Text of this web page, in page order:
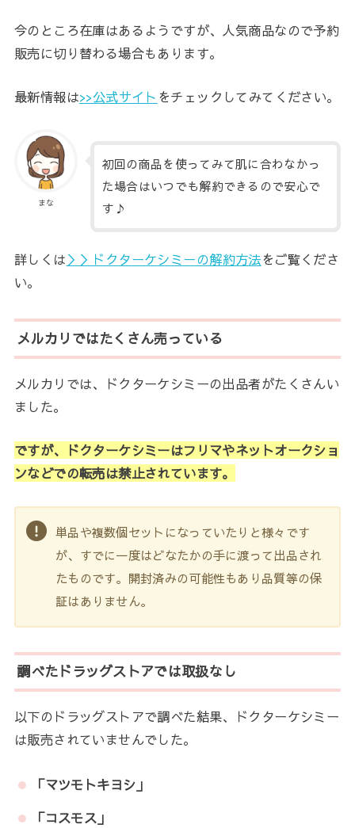
今のところ在庫はあるようですが、人気商品なので予約
販売に切り替わる場合もあります。
最新情報は>>公式サイト をチェックしてみてください。
まな
初回の商品を使ってみて肌に合わなかっ
た場合はいつでも解約できるので安心で
す♪
詳しくは＞＞ドクターケシミーの解約方法をご覧くださ
い。
メルカリではたくさん売っている
メルカリでは、ドクターケシミーの出品者がたくさんい
ました。
ですが、ドクターケシミーはフリマやネットオークショ
ンなどでの転売は禁止されています。
単品や複数個セットになっていたりと様々です
が、すでに一度はどなたかの手に渡って出品され
たものです。開封済みの可能性もあり品質等の保
証はありません。
調べたドラッグストアでは取扱なし
以下のドラッグストアで調べた結果、ドクターケシミー
は販売されていませんでした。
「マツモトキヨシ」
「コスモス」